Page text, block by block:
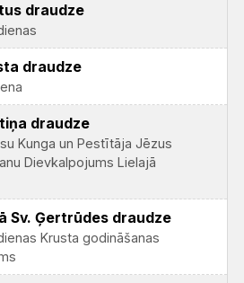
draudze
draudze
draudze
Kunga un Pestītāja Jēzus
Dievkalpojums Lielajā
Sv. Ģertrūdes draudze
Krusta godināšanas